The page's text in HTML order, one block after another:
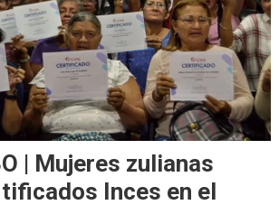
| Mujeres zulianas
Inces en el